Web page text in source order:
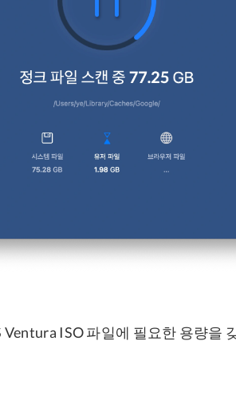
ISO 파일에 필요한 용량을